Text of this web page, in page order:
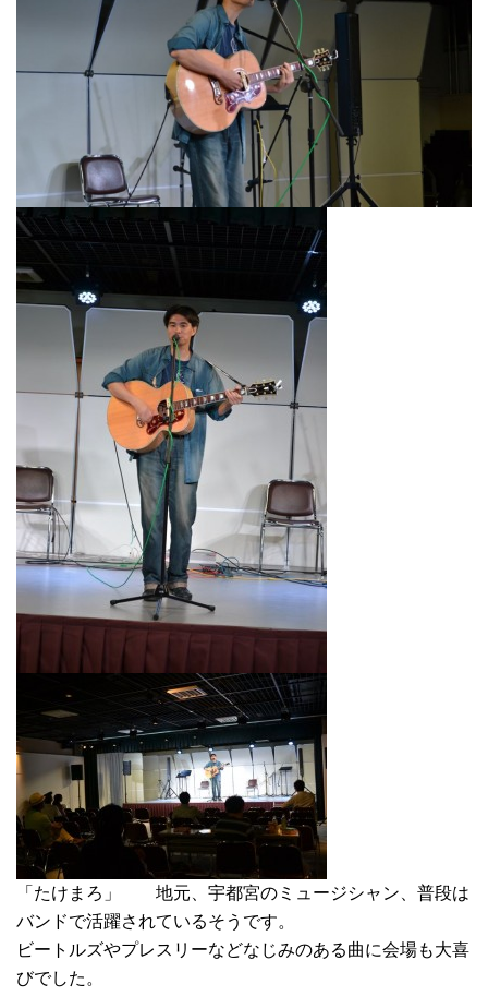
「たけまろ」 地元、宇都宮のミュージシャン、普段は
バンドで活躍されているそうです。
ビートルズやプレスリーなどなじみのある曲に会場も大喜
びでした。